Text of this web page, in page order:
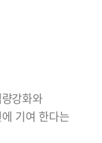
강화와
기여 한다는